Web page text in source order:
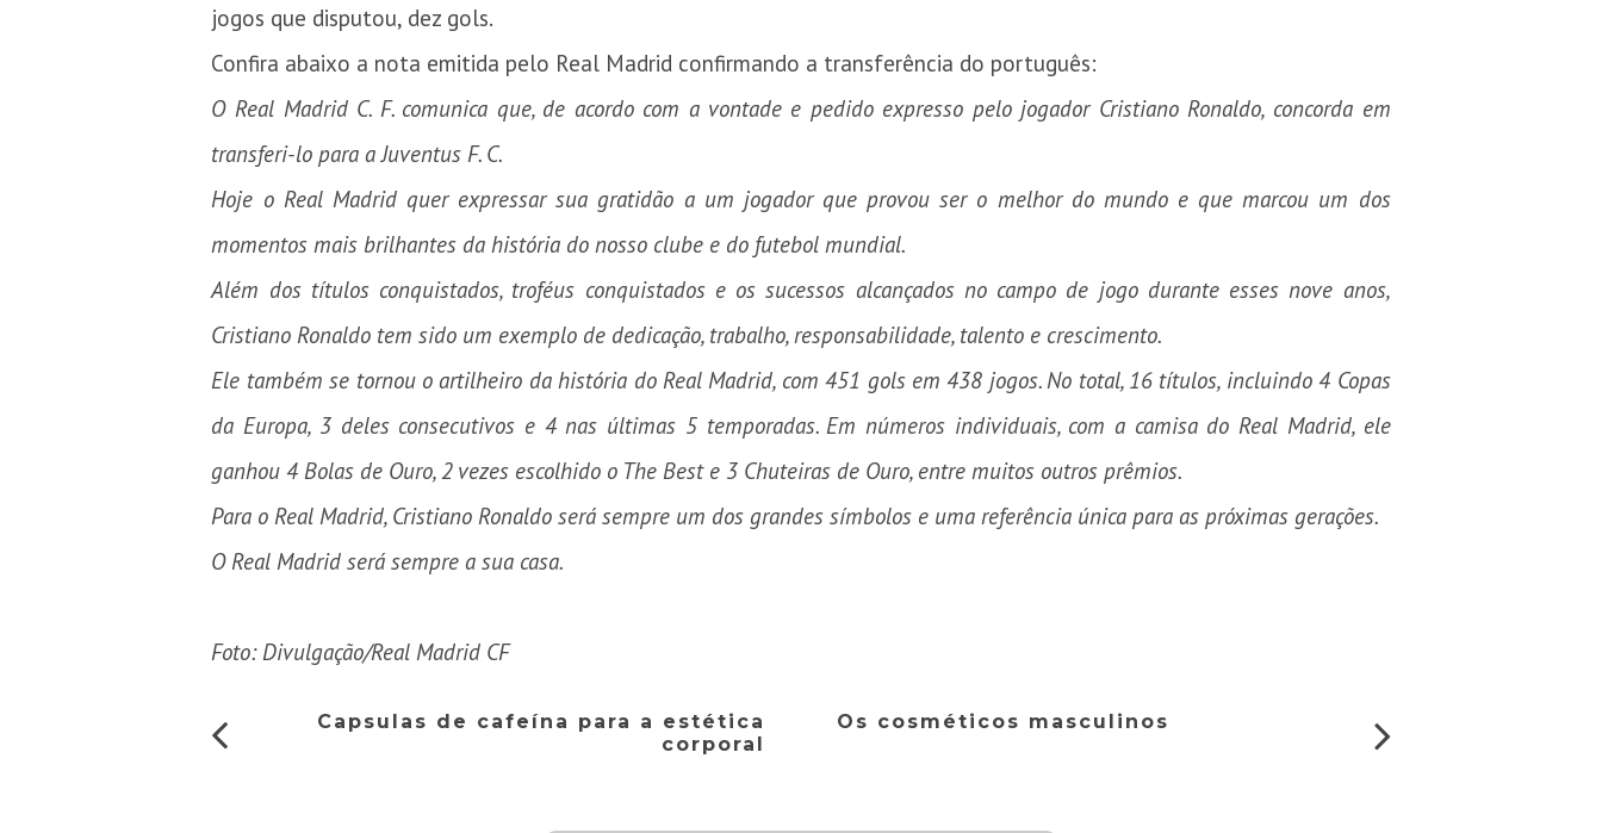
jogos que disputou, dez gols.
Confira abaixo a nota emitida pelo Real Madrid confirmando a transferência do português:
O Real Madrid C. F. comunica que, de acordo com a vontade e pedido expresso pelo jogador Cristiano Ronaldo, concorda em
transferi-lo para a Juventus F. C.
Hoje o Real Madrid quer expressar sua gratidão a um jogador que provou ser o melhor do mundo e que marcou um dos
momentos mais brilhantes da história do nosso clube e do futebol mundial.
Além dos títulos conquistados, troféus conquistados e os sucessos alcançados no campo de jogo durante esses nove anos,
Cristiano Ronaldo tem sido um exemplo de dedicação, trabalho, responsabilidade, talento e crescimento.
Ele também se tornou o artilheiro da história do Real Madrid, com 451 gols em 438 jogos. No total, 16 títulos, incluindo 4 Copas
da Europa, 3 deles consecutivos e 4 nas últimas 5 temporadas. Em números individuais, com a camisa do Real Madrid, ele
ganhou 4 Bolas de Ouro, 2 vezes escolhido o The Best e 3 Chuteiras de Ouro, entre muitos outros prêmios.
Para o Real Madrid, Cristiano Ronaldo será sempre um dos grandes símbolos e uma referência única para as próximas gerações.
O Real Madrid será sempre a sua casa.
Foto: Divulgação/Real Madrid CF
Capsulas de cafeína para a estética
corporal
Os cosméticos masculinos